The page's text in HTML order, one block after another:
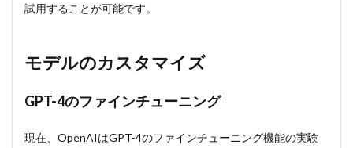
試用することが可能です。
モデルのカスタマイズ
GPT-4のファインチューニング
現在、OpenAIはGPT-4のファインチューニング機能の実験